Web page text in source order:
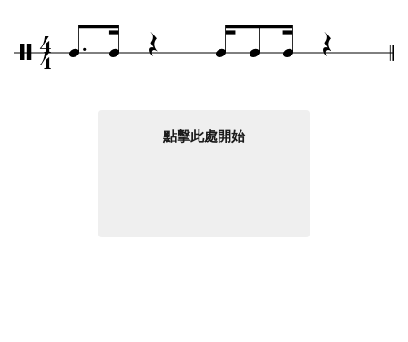
/4
4 q. q Œ q q q Œ
點擊此處開始